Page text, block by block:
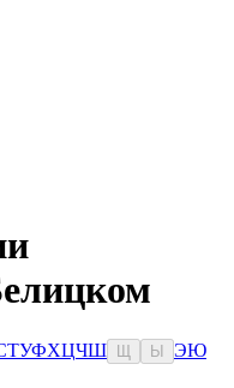
ТУФХЦЧШ Ы ЭЮ